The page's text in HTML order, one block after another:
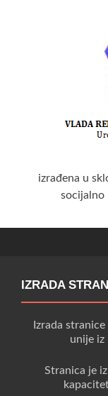
izrađena u
socijalno
IZRADA
Izrada
unije iz
Stranica je